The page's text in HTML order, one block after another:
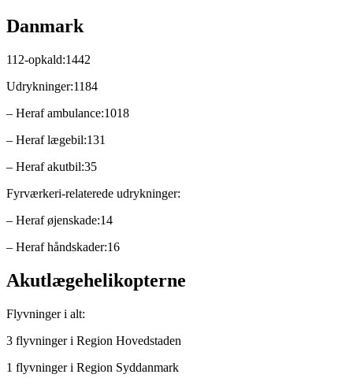
Danmark
112-opkald:1442
Udrykninger:1184
– Heraf ambulance:1018
– Heraf lægebil:131
– Heraf akutbil:35
Fyrværkeri-relaterede udrykninger:
– Heraf øjenskade:14
– Heraf håndskader:16
Akutlægehelikopterne
Flyvninger i alt:
3 flyvninger i Region Hovedstaden
1 flyvninger i Region Syddanmark